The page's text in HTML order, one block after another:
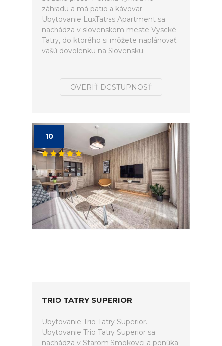
záhradu a má patio a kávovar.
Ubytovanie LuxTatras Apartment sa
nachádza v slovenskom meste Vysoké
Tatry, do ktorého si môžete naplánovať
vašú dovolenku na Slovensku.
OVERIŤ DOSTUPNOSŤ
10
TRIO TATRY SUPERIOR
Ubytovanie Trio Tatry Superior.
Ubytovanie Trio Tatry Superior sa
nachádza v Starom Smokovci a ponúka